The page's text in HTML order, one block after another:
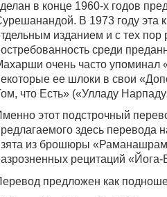
в конце 1960-х годов
В 1973 году эта
изданием и с тех пор
среди
очень часто упоминал
ее шлоки в свои
что Есть» («Улладу
этот подстрочный
здесь перевода
из брошюры
рецитаций
предложен как